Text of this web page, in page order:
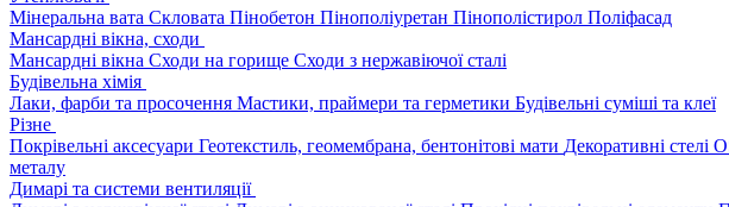
Мінеральна вата Скловата Пінобетон Пінополіуретан Пінополістирол Поліфасад
Мансардні вікна, сходи
Мансардні вікна Сходи на горище Сходи з нержавіючої сталі
Будівельна хімія
Лаки, фарби та просочення Мастики, праймери та герметики Будівельні суміші та клеї
Різне
Покрівельні аксесуари Геотекстиль, геомембрана, бентонітові мати Декоративні стелі
металу
Димарі та системи вентиляції